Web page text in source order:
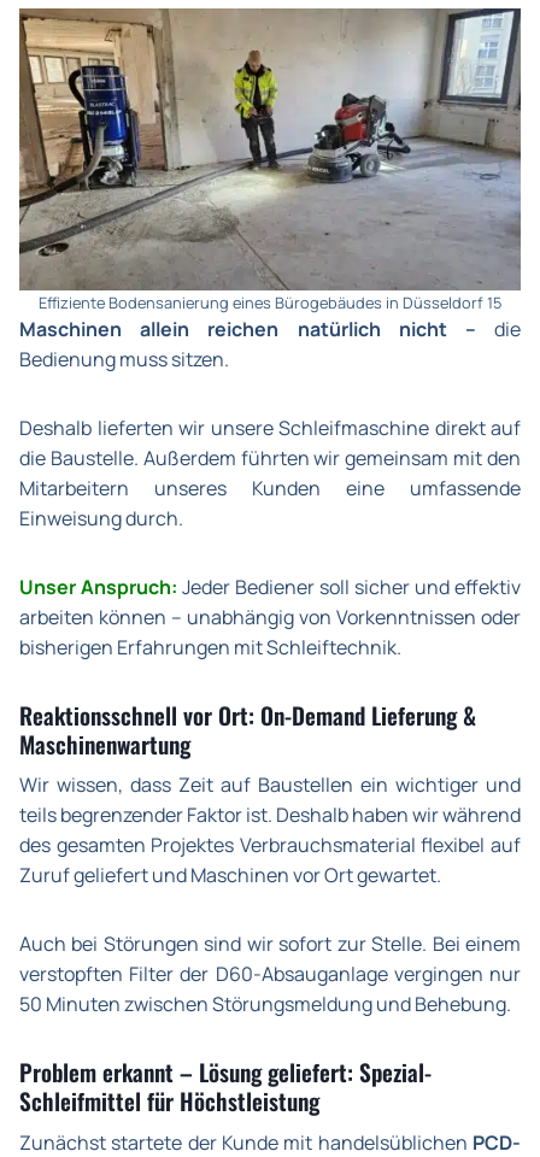
Effiziente Bodensanierung eines Bürogebäudes in Düsseldorf 15
Maschinen allein reichen natürlich nicht –
die
Bedienung muss sitzen.
Deshalb lieferten wir unsere Schleifmaschine direkt auf
die Baustelle. Außerdem führten wir gemeinsam mit den
Mitarbeitern unseres Kunden eine umfassende
Einweisung durch.
Unser Anspruch: Jeder Bediener soll sicher und effektiv
arbeiten können – unabhängig von Vorkenntnissen oder
bisherigen Erfahrungen mit Schleiftechnik.
Reaktionsschnell vor Ort: On-Demand Lieferung &
Maschinenwartung
Wir wissen, dass Zeit auf Baustellen ein wichtiger und
teils begrenzender Faktor ist. Deshalb haben wir während
des gesamten Projektes Verbrauchsmaterial flexibel auf
Zuruf geliefert und Maschinen vor Ort gewartet.
Auch bei Störungen sind wir sofort zur Stelle. Bei einem
verstopften Filter der D60-Absauganlage vergingen nur
50 Minutenzwischen Störungsmeldung und Behebung.
Problem erkannt – Lösung geliefert: Spezial-
Schleifmittel für Höchstleistung
Zunächst startete der Kunde mit handelsüblichen PCD-